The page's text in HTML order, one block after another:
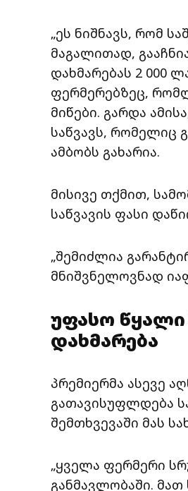
„ეს ნიშნავს, რომ
მაგალითად,
დახმარებას 2 000
ფერმერებზეც,
მიწები. გარდა
საწვავს, რომელიც
ამბობს გახარია.
მისივე თქმით,
საწვავის ფასი
„შემიძლია
მნიშვნელოვნად
უფასო წყალი
დახმარება
პრემიერმა ასევე
გათავისუფლდება
შემთხვევაში მას
„ყველა ფერმერი
განმავლობაში.